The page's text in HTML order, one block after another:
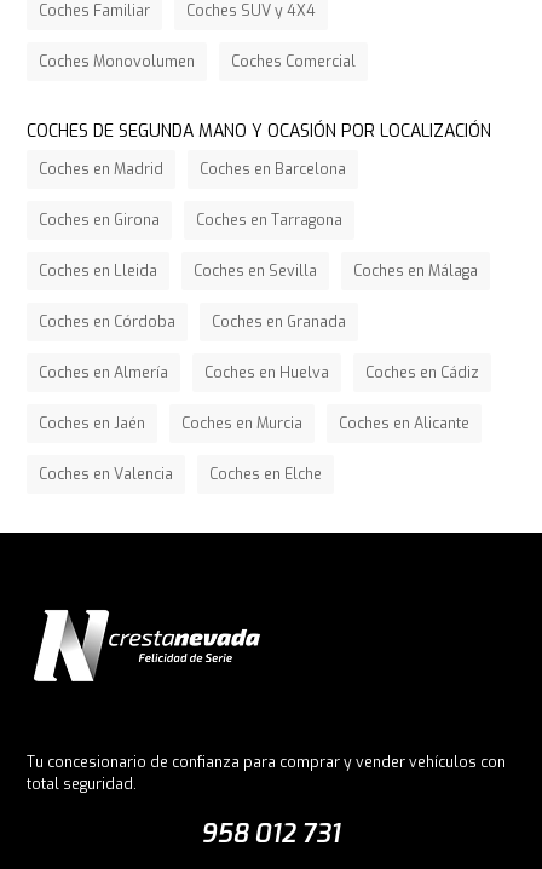
Coches Familiar Coches SUV y 4X4
Coches Monovolumen Coches Comercial
COCHES DE SEGUNDA MANO Y OCASIÓN POR LOCALIZACIÓN
Coches en Madrid Coches en Barcelona
Coches en Girona Coches en Tarragona
Coches en Lleida Coches en Sevilla Coches en Málaga
Coches en Córdoba Coches en Granada
Coches en Almería Coches en Huelva Coches en Cádiz
Coches en Jaén Coches en Murcia Coches en Alicante
Coches en Valencia Coches en Elche
Tu concesionario de confianza para comprar y vender vehículos con
total seguridad.
958 012 731